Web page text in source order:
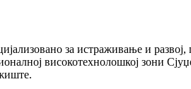
за истраживање и
високотехнолошкој зони